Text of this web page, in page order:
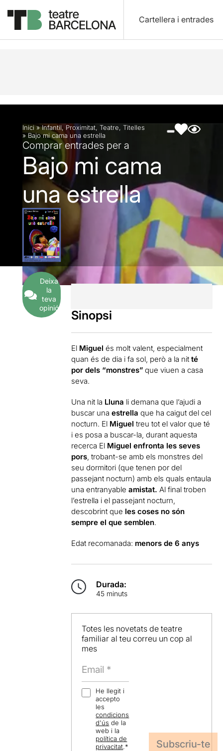
Cartellera i entrades
Descripció Fitxa artística Fotos i vídeos
Inici»Infantil, Proximitat, Teatre, Titelles
» Bajo mi cama una estrella
Comprar entrades per a
Bajo mi cama
una estrella
Deixa
la
teva
opinió
Sinopsi
El Miguel és molt valent, especialment
quan és de dia i fa sol, però a la nitté
por dels “monstres” que viuen a casa
seva.
Una nit la Lluna li demana que l’ajudi a
buscar unaestrella que ha caigut del cel
nocturn. El Miguel treu tot el valor que té
i es posa a buscar-la, durant aquesta
recerca El Miguel enfronta les seves
pors, trobant-se amb els monstres del
seu dormitori (que tenen por del
passejant nocturn) amb els quals entaula
una entranyableamistat. Al final troben
l’estrella i el passejant nocturn,
descobrint que les coses no són
sempre el que semblen.
Edat recomanada: menors de 6 anys
Durada:
45 minuts
Totes les novetats de teatre
familiar al teu correu un cop al
mes
He llegit i
accepto
les
condicions
d'ús de la
web i la
política de
privacitat.*